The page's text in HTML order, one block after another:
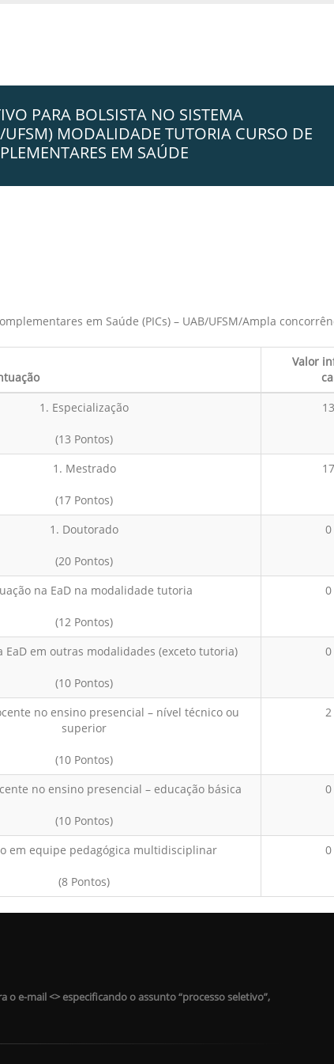
PARA BOLSISTA NO SISTEMA
MODALIDADE TUTORIA CURSO DE
EM SAÚDE
em Saúde (PICs) – UAB/UFSM/Ampla
Valor
1. Especialização
(13 Pontos)
1. Mestrado
(17 Pontos)
1. Doutorado
(20 Pontos)
0
na EaD na modalidade tutoria
(12 Pontos)
0
EaD em outras modalidades (exceto tutoria)
(10 Pontos)
0
no ensino presencial – nível técnico ou
superior
(10 Pontos)
2
no ensino presencial – educação básica
(10 Pontos)
0
em equipe pedagógica multidisciplinar
(8 Pontos)
0
o e-mail <> especificando o assunto “processo seletivo”,